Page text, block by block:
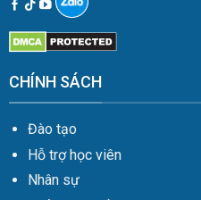
CHÍNH SÁCH
Đào tạo
Hỗ trợ học viên
Nhân sự